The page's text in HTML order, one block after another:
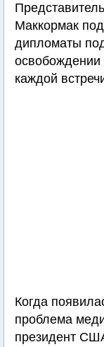
Маккормак
дипломаты
освобождении
каждой
Когда
проблема
президент